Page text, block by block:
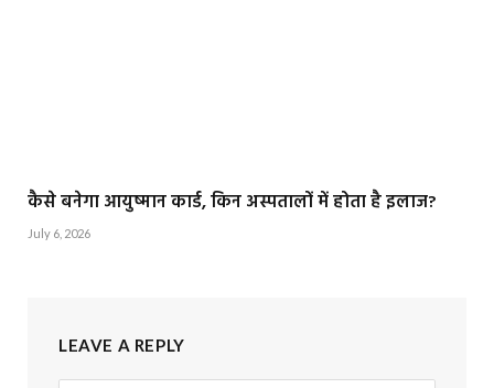
कैसे बनेगा आयुष्मान कार्ड, किन अस्पतालों में होता है इलाज?
July 6, 2026
LEAVE A REPLY